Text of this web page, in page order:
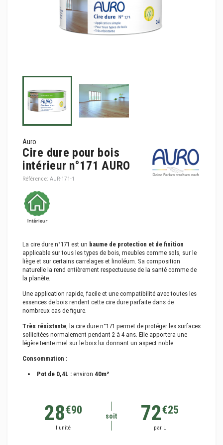
Auro
Cire dure pour bois
intérieur n°171 AURO
Référence: AUR-171-1
La cire dure n°171 est un baume de protection et de finition
applicable sur tous les types de bois, meubles comme sols, sur le
liège et sur certains carrelages et linoléum. Sa composition
naturelle la rend entièrement respectueuse de la santé comme de
la planète.
Une application rapide, facile et une compatibilité avec toutes les
essences de bois rendent cette cire dure parfaite dans de
nombreux cas de figure.
Très résistante, la cire dure n°171 permet de protéger les surfaces
sollicitées normalement pendant 2 à 4 ans. Elle apportera une
légère teinte miel sur le bois lui donnant un aspect noble.
Consommation :
Pot de 0,4L :environ 40m²
soit
28€90
l'unité
72€25
par L